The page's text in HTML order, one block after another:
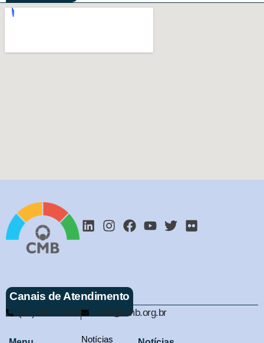
Canais de Atendimento
(61) 3321-9563 cmb@cmb.org.br
Notícias